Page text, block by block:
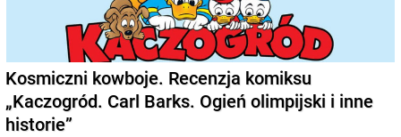
Kosmiczni kowboje. Recenzja komiksu
„Kaczogród. Carl Barks. Ogień olimpijski i inne
historie”